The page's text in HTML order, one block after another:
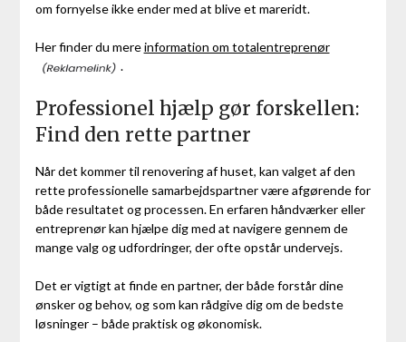
om fornyelse ikke ender med at blive et mareridt.
Her finder du mereinformation om totalentreprenør
.
Professionel hjælp gør forskellen:
Find den rette partner
Når det kommer til renovering af huset, kan valget af den
rette professionelle samarbejdspartner være afgørende for
både resultatet og processen. En erfaren håndværker eller
entreprenør kan hjælpe dig med at navigere gennem de
mange valg og udfordringer, der ofte opstår undervejs.
Det er vigtigt at finde en partner, der både forstår dine
ønsker og behov, og som kan rådgive dig om de bedste
løsninger – både praktisk og økonomisk.